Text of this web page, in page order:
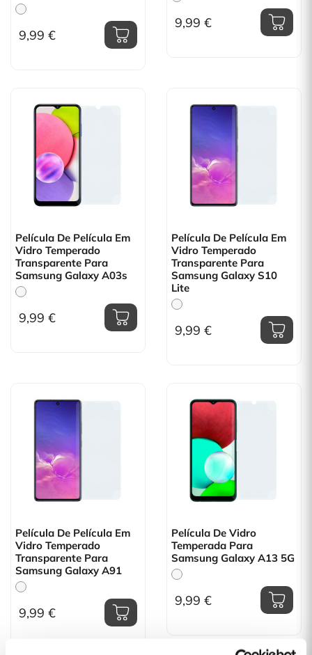
9,99 €
9,99 €
Película De Película Em
Vidro Temperado
Transparente Para
Samsung Galaxy A03s
9,99 €
Película De Película Em
Vidro Temperado
Transparente Para
Samsung Galaxy S10
Lite
9,99 €
Película De Película Em
Vidro Temperado
Transparente Para
Samsung Galaxy A91
9,99 €
Película De Vidro
Temperada Para
Samsung Galaxy A13 5G
9,99 €